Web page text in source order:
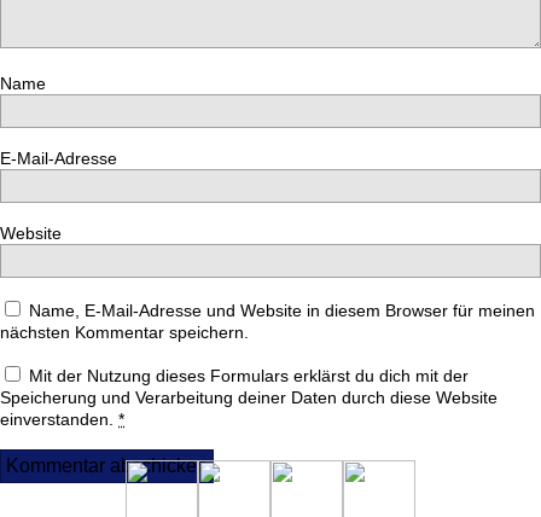
Name
E-Mail-Adresse
Website
Name, E-Mail-Adresse und Website in diesem Browser für meinen
nächsten Kommentar speichern.
Mit der Nutzung dieses Formulars erklärst du dich mit der
Speicherung und Verarbeitung deiner Daten durch diese Website
einverstanden. *